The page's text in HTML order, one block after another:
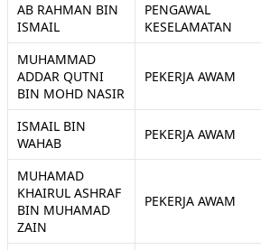
AB RAHMAN BIN
ISMAIL
PENGAWAL
KESELAMATAN
MUHAMMAD
ADDAR QUTNI
BIN MOHD NASIR
PEKERJA AWAM
ISMAIL BIN
WAHAB
PEKERJA AWAM
MUHAMAD
KHAIRUL ASHRAF
BIN MUHAMAD
ZAIN
PEKERJA AWAM